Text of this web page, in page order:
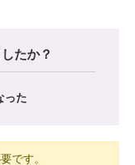
たか？
った
です。